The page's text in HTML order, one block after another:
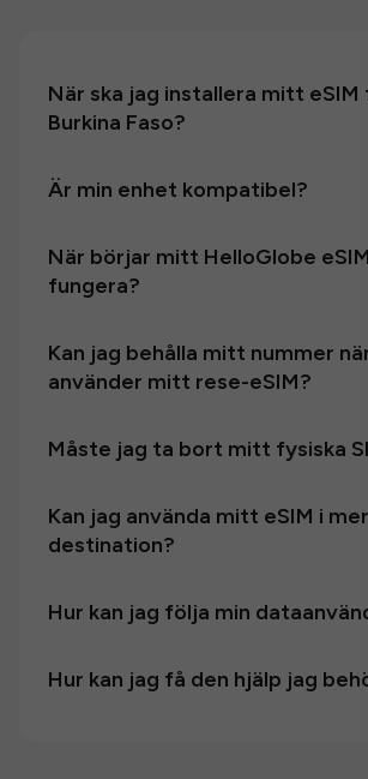
När ska jag installera mitt eSIM
Burkina Faso?
Är min enhet kompatibel?
När börjar mitt HelloGlobe eSIM
fungera?
Kan jag behålla mitt nummer
använder mitt rese-eSIM?
Måste jag ta bort mitt fysiska
Kan jag använda mitt eSIM i
destination?
Hur kan jag följa min
Hur kan jag få den hjälp jag